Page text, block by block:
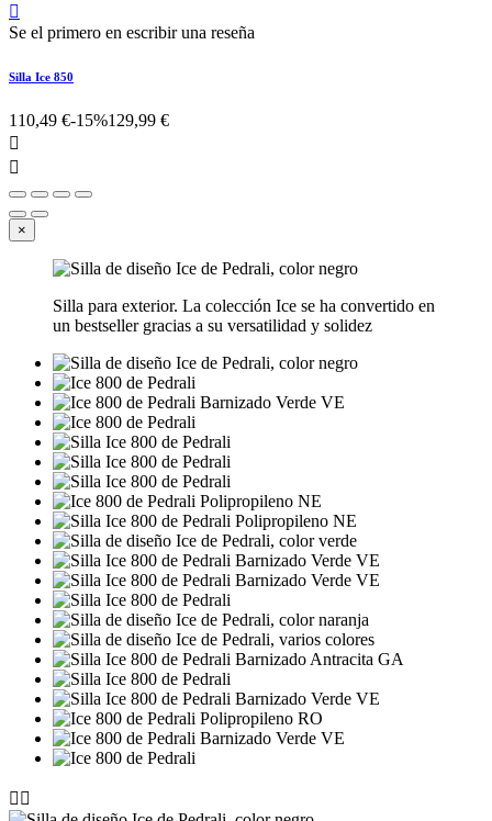

Se el primero en escribir una reseña
Silla Ice 850
110,49 €-15%129,99 €


×
Silla para exterior. La colección Ice se ha convertido en
un bestseller gracias a su versatilidad y solidez
 